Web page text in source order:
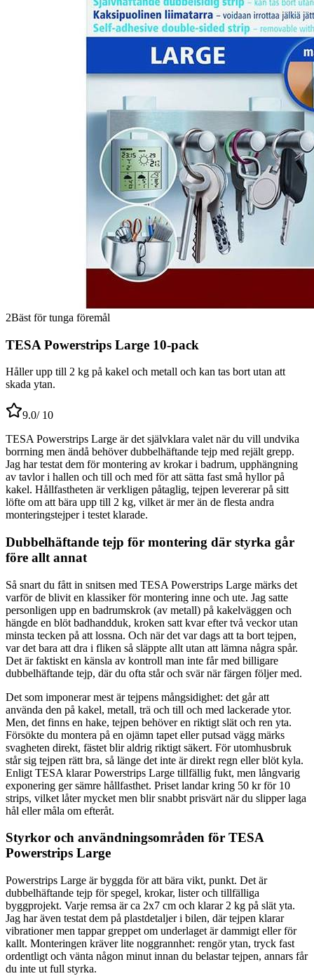
2Bäst för tunga föremål
TESA Powerstrips Large 10-pack
Håller upp till 2 kg på kakel och metall och kan tas bort utan att
skada ytan.
9.0/ 10
TESA Powerstrips Large är det självklara valet när du vill undvika
borrning men ändå behöver dubbelhäftande tejp med rejält grepp.
Jag har testat dem för montering av krokar i badrum, upphängning
av tavlor i hallen och till och med för att sätta fast små hyllor på
kakel. Hållfastheten är verkligen påtaglig, tejpen levererar på sitt
löfte om att bära upp till 2 kg, vilket är mer än de flesta andra
monteringstejper i testet klarade.
Dubbelhäftande tejp för montering där styrka går
före allt annat
Så snart du fått in snitsen med TESA Powerstrips Large märks det
varför de blivit en klassiker för montering inne och ute. Jag satte
personligen upp en badrumskrok (av metall) på kakelväggen och
hängde en blöt badhandduk, kroken satt kvar efter två veckor utan
minsta tecken på att lossna. Och när det var dags att ta bort tejpen,
var det bara att dra i fliken så släppte allt utan att lämna några spår.
Det är faktiskt en känsla av kontroll man inte får med billigare
dubbelhäftande tejp, där du ofta står och svär när färgen följer med.
Det som imponerar mest är tejpens mångsidighet: det går att
använda den på kakel, metall, trä och till och med lackerade ytor.
Men, det finns en hake, tejpen behöver en riktigt slät och ren yta.
Försökte du montera på en ojämn tapet eller putsad vägg märks
svagheten direkt, fästet blir aldrig riktigt säkert. För utomhusbruk
står sig tejpen rätt bra, så länge det inte är direkt regn eller blöt kyla.
Enligt TESA klarar Powerstrips Large tillfällig fukt, men långvarig
exponering ger sämre hållfasthet. Priset landar kring 50 kr för 10
strips, vilket låter mycket men blir snabbt prisvärt när du slipper laga
hål eller måla om efteråt.
Styrkor och användningsområden för TESA
Powerstrips Large
Powerstrips Large är byggda för att bära vikt, punkt. Det är
dubbelhäftande tejp för spegel, krokar, lister och tillfälliga
byggprojekt. Varje remsa är ca 2x7 cm och klarar 2 kg på slät yta.
Jag har även testat dem på plastdetaljer i bilen, där tejpen klarar
vibrationer men tappar greppet om underlaget är dammigt eller för
kallt. Monteringen kräver lite noggrannhet: rengör ytan, tryck fast
ordentligt och vänta någon minut innan du belastar tejpen, annars får
du inte ut full styrka.